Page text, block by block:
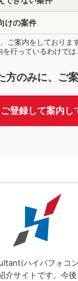
けの案件
ご案内をしておりま
行っているわけでは
方のみに、ご
登録して案内し
ハイパフォコ
介サイトです。今